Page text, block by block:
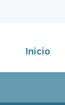
Inicio